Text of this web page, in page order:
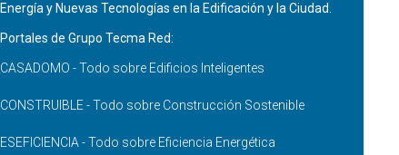
Energía y Nuevas Tecnologías en la Edificación y la Ciudad.
Portales de Grupo Tecma Red:
CASADOMO - Todo sobre Edificios Inteligentes
CONSTRUIBLE - Todo sobre Construcción Sostenible
ESEFICIENCIA - Todo sobre Eficiencia Energética